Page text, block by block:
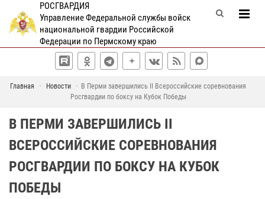
РОСГВАРДИЯ
Управление Федеральной службы войск
национальной гвардии Российской
Федерации по Пермскому краю
Главная Новости
В Перми завершились II Всероссийские соревнования
Росгвардии по боксу на Кубок Победы
В ПЕРМИ ЗАВЕРШИЛИСЬ II
ВСЕРОССИЙСКИЕ СОРЕВНОВАНИЯ
РОСГВАРДИИ ПО БОКСУ НА КУБОК
ПОБЕДЫ